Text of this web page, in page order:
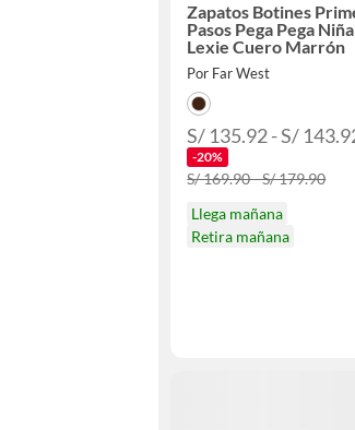
Zapatos Botines
Pasos Pega Pega Niña
Lexie Cuero Marrón
Por Far West
S/ 135.92 - S/
-20%
S/ 169.90 - S/ 179.90
Llega mañana
Retira mañana